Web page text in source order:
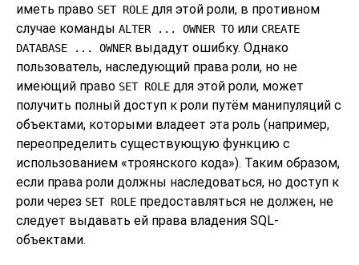
иметь право SET ROLE для этой роли, в противном
случае команды ALTER ... OWNER TO или CREATE
DATABASE ... OWNER выдадут ошибку. Однако
пользователь, наследующий права роли, но не
имеющий право SET ROLE для этой роли, может
получить полный доступ к роли путём манипуляций с
объектами, которыми владеет эта роль (например,
переопределить существующую функцию с
использованием «троянского кода»). Таким образом,
если права роли должны наследоваться, но доступ к
роли через SET ROLE предоставляться не должен, не
следует выдавать ей права владения SQL-
объектами.